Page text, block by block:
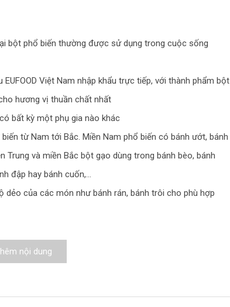
bột phổ biến thường được sử dụng trong cuộc sống
Việt Nam nhập khẩu trực tiếp, với thành phẩm bột
hương vị thuần chất nhất
bất kỳ một phụ gia nào khác
từ Nam tới Bắc. Miền Nam phổ biến có bánh ướt, bánh
Trung và miền Bắc bột gạo dùng trong bánh bèo, bánh
đập hay bánh cuốn,…
của các món như bánh rán, bánh trôi cho phù hợp
nội dung